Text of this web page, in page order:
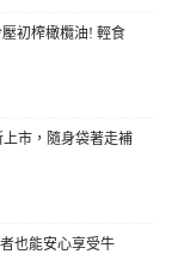
初榨橄欖油! 輕食
市，隨身袋著走補
也能安心享受牛